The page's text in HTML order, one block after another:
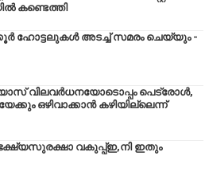
കണ്ടെത്തി
ഹോട്ടലുകൾ അടച്ച് സമരം ചെയ്യും -
വിലവർധനയോടൊപ്പം പെട്രോൾ,
ഒഴിവാക്കാന്‍ കഴിയില്ലെന്ന്
ഭക്ഷ്യസുരക്ഷാ വകുപ്പ്ഇ,നി ഇതും